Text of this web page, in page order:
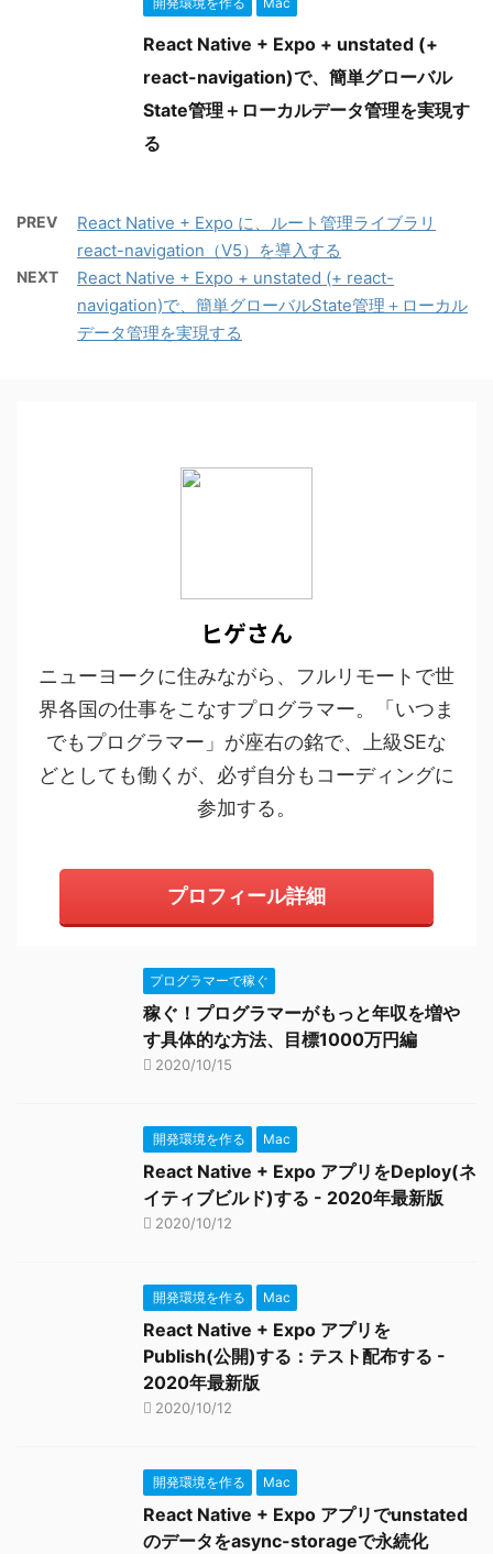
React Native + Expo + unstated (+
react-navigation)で、簡単グローバル
State管理＋ローカルデータ管理を実現す
る
PREV
React Native + Expo に、ルート管理ライブラリ
react-navigation（V5）を導入する
NEXT
React Native + Expo + unstated (+ react-
navigation)で、簡単グローバルState管理＋ローカル
データ管理を実現する
ヒゲさん
ニューヨークに住みながら、フルリモートで世
界各国の仕事をこなすプログラマー。「いつま
でもプログラマー」が座右の銘で、上級SEな
どとしても働くが、必ず自分もコーディングに
参加する。
プロフィール詳細
プログラマーで稼ぐ
稼ぐ！プログラマーがもっと年収を増や
す具体的な方法、目標1000万円編
2020/10/15
開発環境を作る Mac
React Native + Expo アプリをDeploy(ネ
イティブビルド)する - 2020年最新版
2020/10/12
開発環境を作る Mac
React Native + Expo アプリを
Publish(公開)する：テスト配布する -
2020年最新版
2020/10/12
開発環境を作る Mac
React Native + Expo アプリでunstated
のデータをasync-storageで永続化